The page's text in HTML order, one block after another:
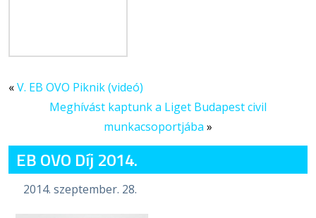
«V. EB OVO Piknik (videó)
Meghívást kaptunk a Liget Budapest civil
munkacsoportjába »
EB OVO Díj 2014.
2014. szeptember. 28.